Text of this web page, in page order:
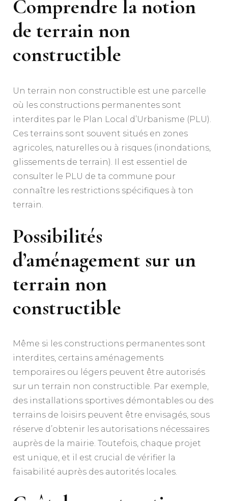
Comprendre la notion
de terrain non
constructible
Un terrain non constructible est une parcelle
où les constructions permanentes sont
interdites par le Plan Local d’Urbanisme (PLU).
Ces terrains sont souvent situés en zones
agricoles, naturelles ou à risques (inondations,
glissements de terrain). Il est essentiel de
consulter le PLU de ta commune pour
connaître les restrictions spécifiques à ton
terrain.
Possibilités
d’aménagement sur un
terrain non
constructible
Même si les constructions permanentes sont
interdites, certains aménagements
temporaires ou légers peuvent être autorisés
sur un terrain non constructible. Par exemple,
des installations sportives démontables ou des
terrains de loisirs peuvent être envisagés, sous
réserve d’obtenir les autorisations nécessaires
auprès de la mairie. Toutefois, chaque projet
est unique, et il est crucial de vérifier la
faisabilité auprès des autorités locales.